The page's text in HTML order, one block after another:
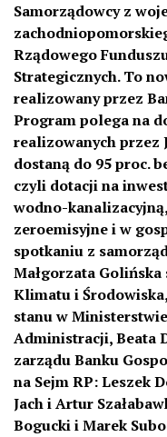
Samorządowcy z
Rządowego
Strategicznych. To
realizowany przez
Program polega na
realizowanych przez
dostaną do 95 proc.
czyli dotacji na
wodno-
zeroemisyjne i w
spotkaniu z
Małgorzata
Klimatu i
stanu w
Administracji, Beata
zarządu Banku
na Sejm RP: Leszek
Jach i Artur
Bogucki i Marek